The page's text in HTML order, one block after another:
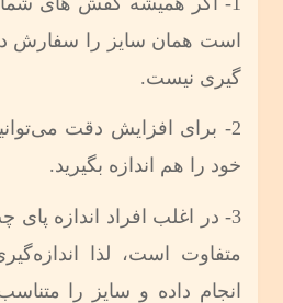
است همان سایز را سفارش
گیری نیست.
2- برای افزایش دقت
خود را هم اندازه بگیرید.
3- در اغلب افراد اندازه پای
متفاوت است، لذا
انجام داده و سایز را متناسب